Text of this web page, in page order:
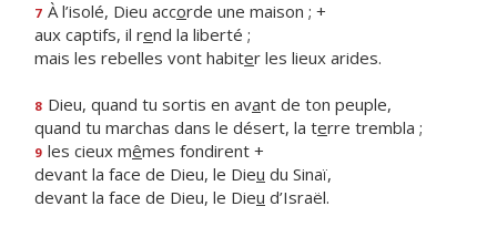
7 À l’isolé, Dieu accorde une maison ; +
aux captifs, il rend la liberté ;
mais les rebelles vont habiter les lieux arides.
8 Dieu, quand tu sortis en avant de ton peuple,
quand tu marchas dans le désert, la terre trembla ;
9 les cieux mêmes fondirent +
devant la face de Dieu, le Dieu du Sinaï,
devant la face de Dieu, le Dieu d’Israël.